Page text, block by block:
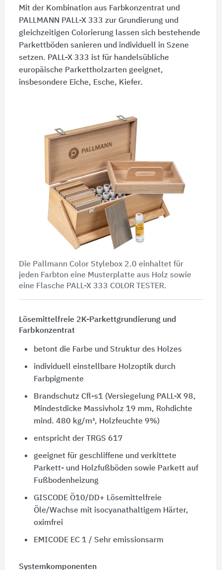
Mit der Kombination aus Farbkonzentrat und
PALLMANN PALL-X 333 zur Grundierung und
gleichzeitigen Colorierung lassen sich bestehende
Parkettböden sanieren und individuell in Szene
setzen. PALL-X 333 ist für handelsübliche
europäische Parkettholzarten geeignet,
insbesondere Eiche, Esche, Kiefer.
Die Pallmann Color Stylebox 2.0 einhaltet für
jeden Farbton eine Musterplatte aus Holz sowie
eine Flasche PALL-X 333 COLOR TESTER.
Lösemittelfreie 2K-Parkettgrundierung und
Farbkonzentrat
betont die Farbe und Struktur des Holzes
individuell einstellbare Holzoptik durch
Farbpigmente
Brandschutz Cfl-s1 (Versiegelung PALL-X 98,
Mindestdicke Massivholz 19 mm, Rohdichte
mind. 480 kg/m³, Holzfeuchte 9%)
entspricht der TRGS 617
geeignet für geschliffene und verkittete
Parkett- und Holzfußböden sowie Parkett auf
Fußbodenheizung
GISCODE Ö10/DD+ Lösemittelfreie
Öle/Wachse mit isocyanathaltigem Härter,
oximfrei
EMICODE EC 1 / Sehr emissionsarm
Systemkomponenten